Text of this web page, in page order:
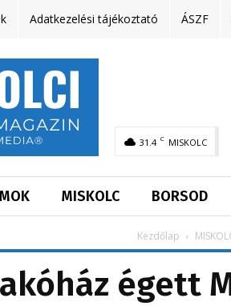
Adatkezelési tájékoztató ÁSZF
31.4 C MISKOLC
MISKOLC BORSOD
Kezdőlap
égett